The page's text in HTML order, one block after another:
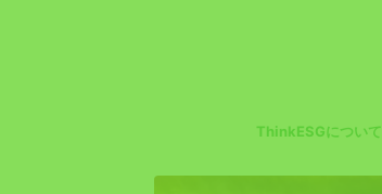
ThinkESGについて